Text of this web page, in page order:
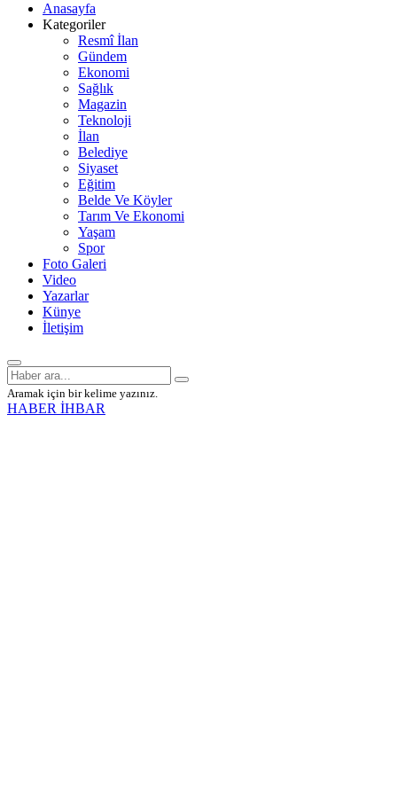
Anasayfa
Kategoriler
Resmî İlan
Gündem
Ekonomi
Sağlık
Magazin
Teknoloji
İlan
Belediye
Siyaset
Eğitim
Belde Ve Köyler
Tarım Ve Ekonomi
Yaşam
Spor
Foto Galeri
Video
Yazarlar
Künye
İletişim
Aramak için bir kelime yazınız.
HABER İHBAR